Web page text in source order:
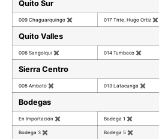
Quito Sur
009 Chaguarquingo ✖ 017 Tnte. Hugo Ortiz ✖
Quito Valles
006 Sangolqui ✖ 014 Tumbaco ✖
Sierra Centro
008 Ambato ✖ 013 Latacunga ✖
Bodegas
En Importación ✖ Bodega 1 ✖
Bodega 3 ✖ Bodega 5 ✖